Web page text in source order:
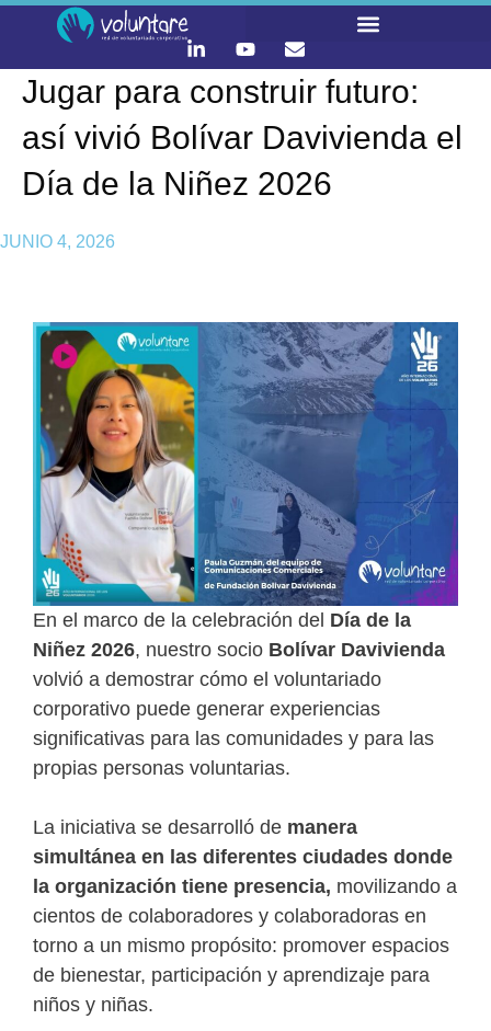
Jugar para construir futuro:
así vivió Bolívar Davivienda el
Día de la Niñez 2026
JUNIO 4, 2026
En el marco de la celebración del Día de la
Niñez 2026, nuestro socio Bolívar Davivienda
volvió a demostrar cómo el voluntariado
corporativo puede generar experiencias
significativas para las comunidades y para las
propias personas voluntarias.
La iniciativa se desarrolló de manera
simultánea en las diferentes ciudades donde
la organización tiene presencia, movilizando a
cientos de colaboradores y colaboradoras en
torno a un mismo propósito: promover espacios
de bienestar, participación y aprendizaje para
niños y niñas.